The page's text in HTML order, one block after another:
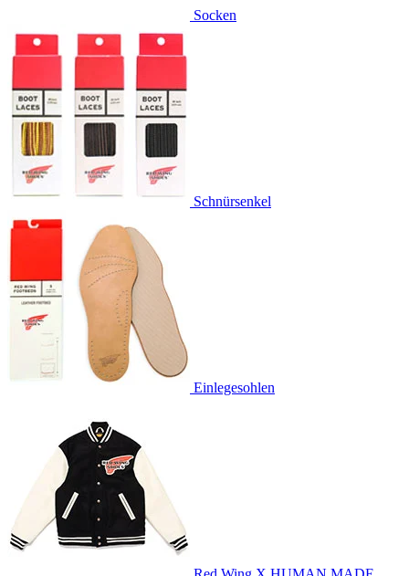
Socken
Schnürsenkel
Einlegesohlen